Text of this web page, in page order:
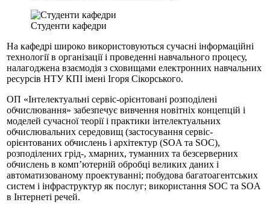
Студенти кафедри
На кафедрі широко використовуються сучасні інформаційні
технології в організації і проведенні навчального процесу,
налагоджена взаємодія з сховищами електронних навчальних
ресурсів НТУ КПІ імені Ігоря Сікорського.
ОП «Інтелектуальні сервiс-орiєнтованi розподілені
обчислювання» забезпечує вивчення новітніх концепцій і
моделей сучасної теорії і практики інтелектуальних
обчислювальних середовищ (застосування сервіс-
орієнтованих обчислень і архітектур (SOA та SOC),
розподілених грід-, хмарних, туманних та безсерверних
обчислень в комп’ютерній обробці великих даних і
автоматизованому проектуванні; побудова багатоагентських
систем і інфраструктур як послуг; використання SOC та SOA
в Інтернеті речей.